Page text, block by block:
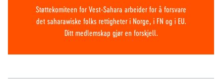
Støttekomiteen for Vest-Sahara arbeider for å forsvare
det saharawiske folks rettigheter i Norge, i FN og i EU.
Ditt medlemskap gjør en forskjell.